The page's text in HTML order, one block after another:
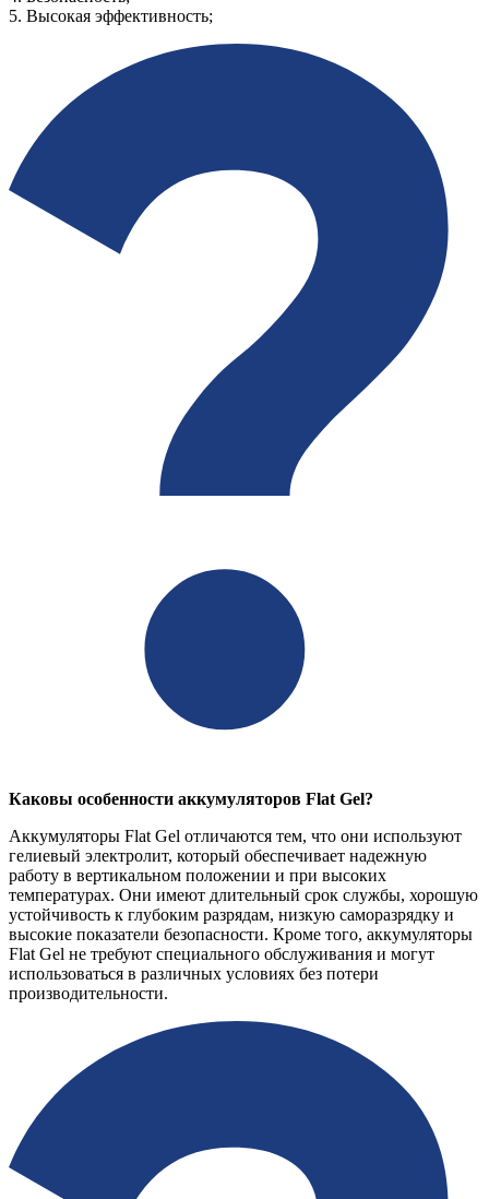
5. Высокая эффективность;
Каковы особенности аккумуляторов Flat Gel?
Аккумуляторы Flat Gel отличаются тем, что они используют
гелиевый электролит, который обеспечивает надежную
работу в вертикальном положении и при высоких
температурах. Они имеют длительный срок службы, хорошую
устойчивость к глубоким разрядам, низкую саморазрядку и
высокие показатели безопасности. Кроме того, аккумуляторы
Flat Gel не требуют специального обслуживания и могут
использоваться в различных условиях без потери
производительности.